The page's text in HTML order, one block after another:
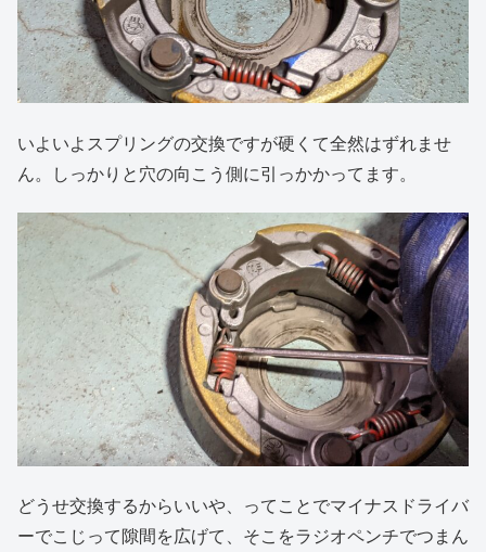
いよいよスプリングの交換ですが硬くて全然はずれませ
ん。しっかりと穴の向こう側に引っかかってます。
どうせ交換するからいいや、ってことでマイナスドライバ
ーでこじって隙間を広げて、そこをラジオペンチでつまん